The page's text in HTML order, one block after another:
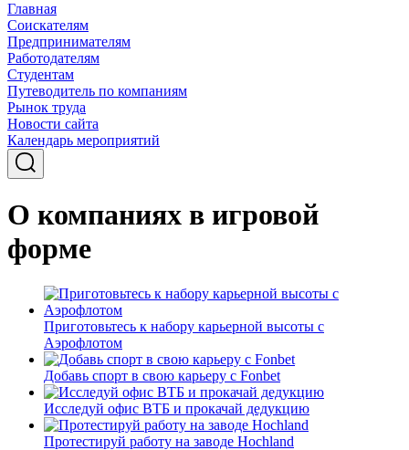
Главная
Соискателям
Предпринимателям
Работодателям
Студентам
Путеводитель по компаниям
Рынок труда
Новости сайта
Календарь мероприятий
О компаниях в игровой
форме
Приготовьтесь к набору карьерной высоты с
Аэрофлотом
Добавь спорт в свою карьеру с Fonbet
Исследуй офис ВТБ и прокачай дедукцию
Протестируй работу на заводе Hochland